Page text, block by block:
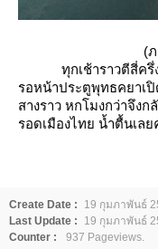
(
ทุกเช้าราวตีสี่ค
รอหน้าประตูพุทธคยาเ
สางราว หกโมงกว่าจึง
รอดเมืองไทย น้ำตื้นเลย
Create Date :
19 กุมภาพันธ์
Last Update :
19 กุมภาพันธ์
Counter :
937 Pageviews.